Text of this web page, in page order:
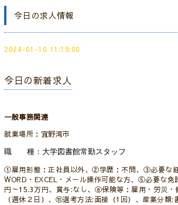
今日の求人情報
2024-01-10 11:19:00
今日の新着求人
一般事務関連
就業場所：宜野湾市
職 種：大学図書館常勤スタッフ
①雇用形態：正社員以外、②学歴：不問、③必要な
WORD・EXCEL・メール操作可能な方、⑤必要な
円～15.3万円、賞与:なし、⑧保険等：雇用・労災
（週休２日）、⑪選考方法:面接（1回）、産業分類: